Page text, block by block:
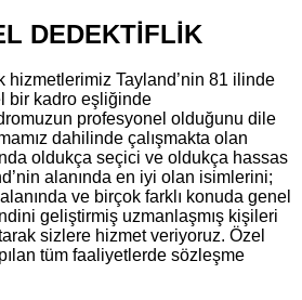
DEDEKTİFLİK
hizmetlerimiz Tayland’nin 81 ilinde
bir kadro eşliğinde
profesyonel olduğunu dile
dahilinde çalışmakta olan
oldukça seçici ve oldukça hassas
alanında en iyi olan isimlerini;
ve birçok farklı konuda genel
geliştirmiş uzmanlaşmış kişileri
sizlere hizmet veriyoruz. Özel
tüm faaliyetlerde sözleşme